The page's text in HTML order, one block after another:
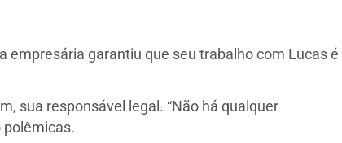
empresária garantiu que seu trabalho com Lucas é
sua responsável legal. “Não há qualquer
polêmicas.